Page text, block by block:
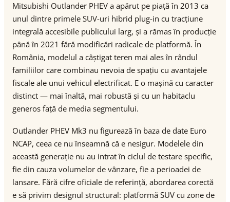
Mitsubishi Outlander PHEV a apărut pe piață în 2013 ca
unul dintre primele SUV-uri hibrid plug-in cu tracțiune
integrală accesibile publicului larg, și a rămas în producție
până în 2021 fără modificări radicale de platformă. În
România, modelul a câștigat teren mai ales în rândul
familiilor care combinau nevoia de spațiu cu avantajele
fiscale ale unui vehicul electrificat. E o mașină cu caracter
distinct — mai înaltă, mai robustă și cu un habitaclu
generos față de media segmentului.
Outlander PHEV Mk3 nu figurează în baza de date Euro
NCAP, ceea ce nu înseamnă că e nesigur. Modelele din
această generație nu au intrat în ciclul de testare specific,
fie din cauza volumelor de vânzare, fie a perioadei de
lansare. Fără cifre oficiale de referință, abordarea corectă
e să privim designul structural: platformă SUV cu zone de